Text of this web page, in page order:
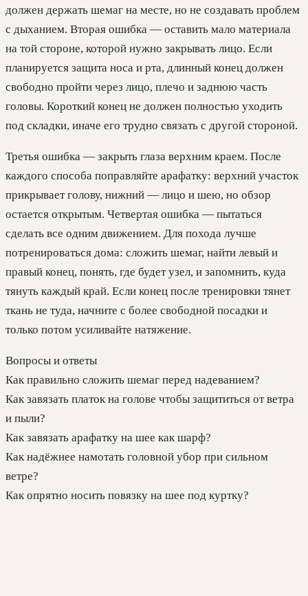
должен держать шемаг на месте, но не создавать проблем
с дыханием. Вторая ошибка — оставить мало материала
на той стороне, которой нужно закрывать лицо. Если
планируется защита носа и рта, длинный конец должен
свободно пройти через лицо, плечо и заднюю часть
головы. Короткий конец не должен полностью уходить
под складки, иначе его трудно связать с другой стороной.
Третья ошибка — закрыть глаза верхним краем. После
каждого способа поправляйте арафатку: верхний участок
прикрывает голову, нижний — лицо и шею, но обзор
остается открытым. Четвертая ошибка — пытаться
сделать все одним движением. Для похода лучше
потренироваться дома: сложить шемаг, найти левый и
правый конец, понять, где будет узел, и запомнить, куда
тянуть каждый край. Если конец после тренировки тянет
ткань не туда, начните с более свободной посадки и
только потом усиливайте натяжение.
Вопросы и ответы
Как правильно сложить шемаг перед надеванием?
Как завязать платок на голове чтобы защититься от ветра
и пыли?
Как завязать арафатку на шее как шарф?
Как надёжнее намотать головной убор при сильном
ветре?
Как опрятно носить повязку на шее под куртку?